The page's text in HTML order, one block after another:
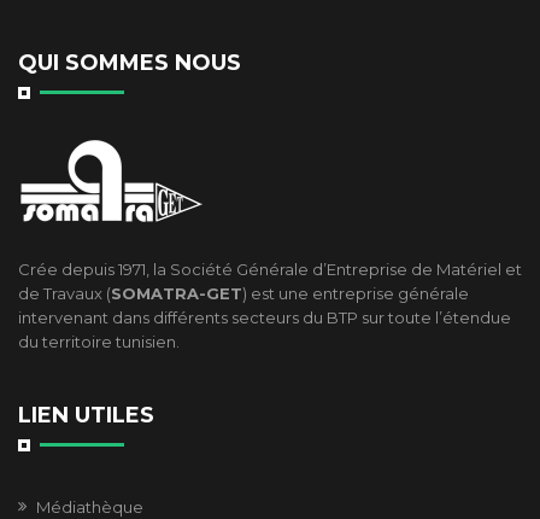
QUI SOMMES NOUS
Crée depuis 1971, la Société Générale d’Entreprise de Matériel et
de Travaux (SOMATRA-GET) est une entreprise générale
intervenant dans différents secteurs du BTP sur toute l’étendue
du territoire tunisien.
LIEN UTILES
Médiathèque